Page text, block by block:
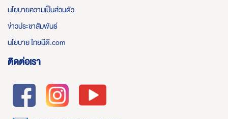
นโยบายความเป็นส่วนตัว
ข่าวประชาสัมพันธ์
นโยบาย ไทยมีดี.com
ติดต่อเรา